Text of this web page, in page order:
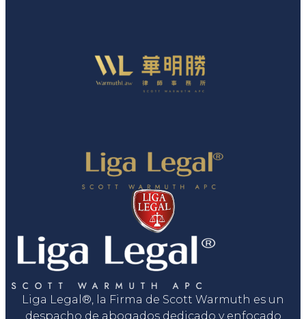
Liga Legal®, la Firma de Scott Warmuth es un
despacho de abogados dedicado y enfocado